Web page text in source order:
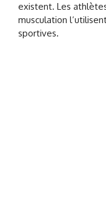
existent. Les
musculation
sportives.